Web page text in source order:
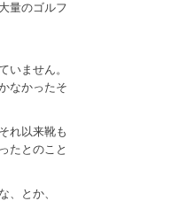
量のゴルフ
いません。
なかったそ
れ以来靴も
たとのこと
、とか、